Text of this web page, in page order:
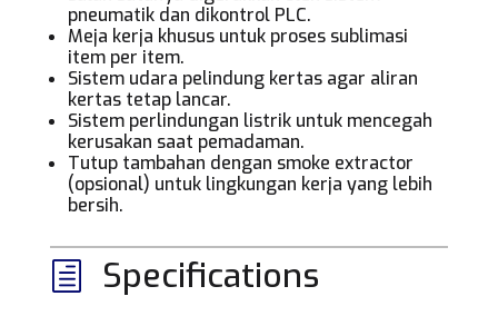
pneumatik dan dikontrol PLC.
Meja kerja khusus untuk proses sublimasi
item per item.
Sistem udara pelindung kertas agar aliran
kertas tetap lancar.
Sistem perlindungan listrik untuk mencegah
kerusakan saat pemadaman.
Tutup tambahan dengan smoke extractor
(opsional) untuk lingkungan kerja yang lebih
bersih.
h Specifications